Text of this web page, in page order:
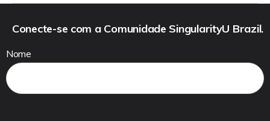
Conecte-se com a Comunidade SingularityU Brazil.
Nome